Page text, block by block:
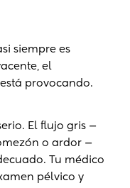
siempre es
el
provocando.
El flujo gris —
o ardor —
Tu médico
pélvico y